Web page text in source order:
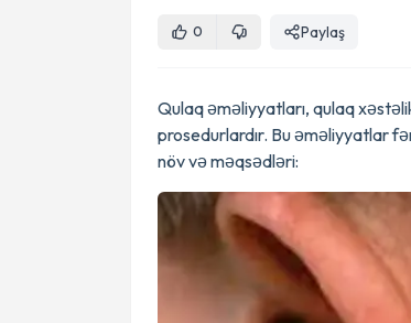
0 Paylaş
Qulaq əməliyyatları, qulaq
prosedurlardır. Bu əməliyyatlar
növ və məqsədləri: